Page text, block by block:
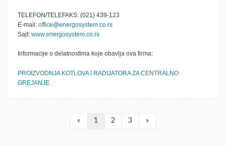
TELEFON/TELEFAKS: (021) 439-123
E-mail: office@energosystem.co.rs
Sajt: www.energosystem.co.rs
Informacije o delatnostima koje obavlja ova firma:
PROIZVODNJA KOTLOVA I RADIJATORA ZA CENTRALNO
GREJANJE
« 1 2 3 »